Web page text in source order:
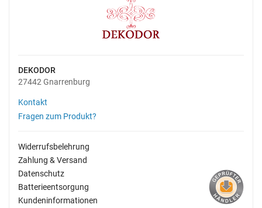
DEKODOR
27442 Gnarrenburg
Kontakt
Fragen zum Produkt?
Widerrufsbelehrung
Zahlung & Versand
Datenschutz
Batterieentsorgung
Kundeninformationen